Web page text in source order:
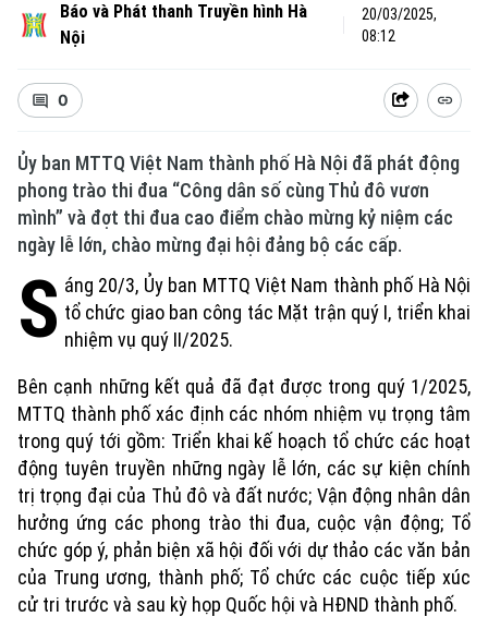
Báo và Phát thanh Truyền hình Hà
Nội
20/03/2025,
08:12
0
Ủy ban MTTQ Việt Nam thành phố Hà Nội đã phát động
phong trào thi đua “Công dân số cùng Thủ đô vươn
mình” và đợt thi đua cao điểm chào mừng kỷ niệm các
ngày lễ lớn, chào mừng đại hội đảng bộ các cấp.
S áng 20/3, Ủy ban MTTQ Việt Nam thành phố Hà Nội
tổ chức giao ban công tác Mặt trận quý I, triển khai
nhiệm vụ quý II/2025.
Bên cạnh những kết quả đã đạt được trong quý 1/2025,
MTTQ thành phố xác định các nhóm nhiệm vụ trọng tâm
trong quý tới gồm: Triển khai kế hoạch tổ chức các hoạt
động tuyên truyền những ngày lễ lớn, các sự kiện chính
trị trọng đại của Thủ đô và đất nước; Vận động nhân dân
hưởng ứng các phong trào thi đua, cuộc vận động; Tổ
chức góp ý, phản biện xã hội đối với dự thảo các văn bản
của Trung ương, thành phố; Tổ chức các cuộc tiếp xúc
cử tri trước và sau kỳ họp Quốc hội và HĐND thành phố.